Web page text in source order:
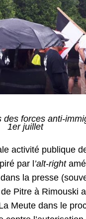
forces anti-
1er juillet
activité publique
par l’alt-right
la presse
Pitre à Rimouski a
Meute dans le